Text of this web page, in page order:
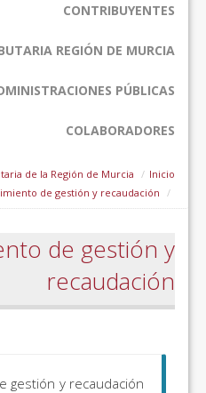
CONTRIBUYENTES
REGIÓN DE MURCIA
PÚBLICAS
COLABORADORES
Inicio
de la Región de Murcia
de gestión y recaudación
de gestión y
recaudación
gestión y recaudación